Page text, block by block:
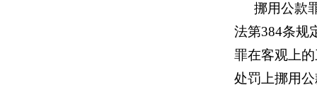
挪用公款
法第384条规
罪在客观上
处罚上挪用